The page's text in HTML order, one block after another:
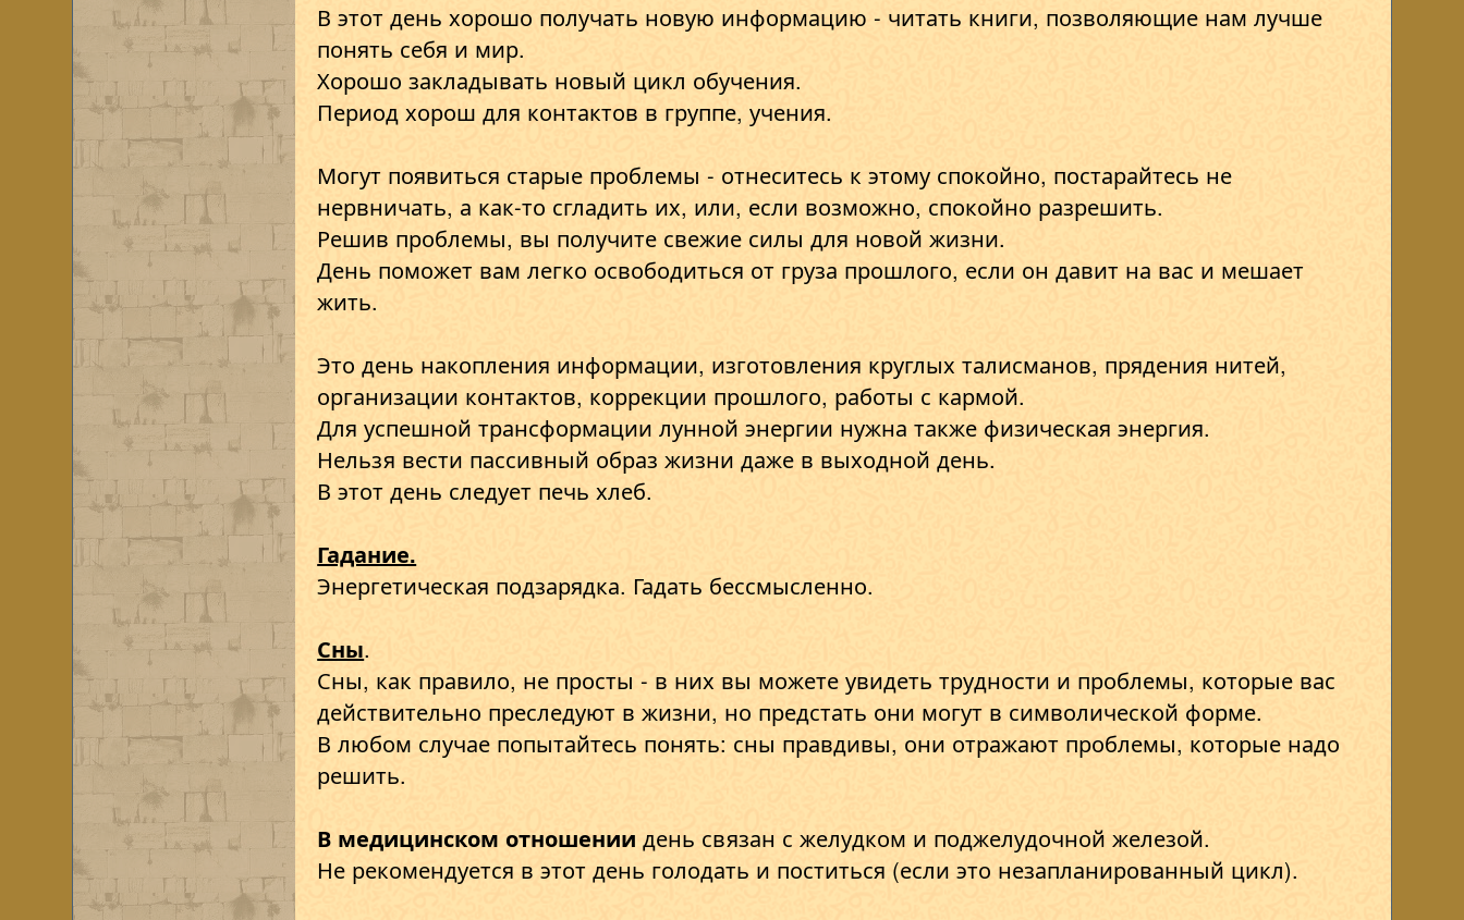
В этот день хорошо получать новую информацию - читать книги, позволяющие нам лучше
понять себя и мир.
Хорошо закладывать новый цикл обучения.
Период хорош для контактов в группе, учения.
Могут появиться старые проблемы - отнеситесь к этому спокойно, постарайтесь не
нервничать, а как-то сгладить их, или, если возможно, спокойно разрешить.
Решив проблемы, вы получите свежие силы для новой жизни.
День поможет вам легко освободиться от груза прошлого, если он давит на вас и мешает
жить.
Это день накопления информации, изготовления круглых талисманов, прядения нитей,
организации контактов, коррекции прошлого, работы с кармой.
Для успешной трансформации лунной энергии нужна также физическая энергия.
Нельзя вести пассивный образ жизни даже в выходной день.
В этот день следует печь хлеб.
Гадание.
Энергетическая подзарядка. Гадать бессмысленно.
Сны.
Сны, как правило, не просты - в них вы можете увидеть трудности и проблемы, которые вас
действительно преследуют в жизни, но предстать они могут в символической форме.
В любом случае попытайтесь понять: сны правдивы, они отражают проблемы, которые надо
решить.
В медицинском отношении день связан с желудком и поджелудочной железой.
Не рекомендуется в этот день голодать и поститься (если это незапланированный цикл).